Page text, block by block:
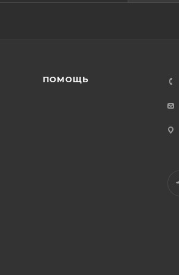
ПОМОЩЬ